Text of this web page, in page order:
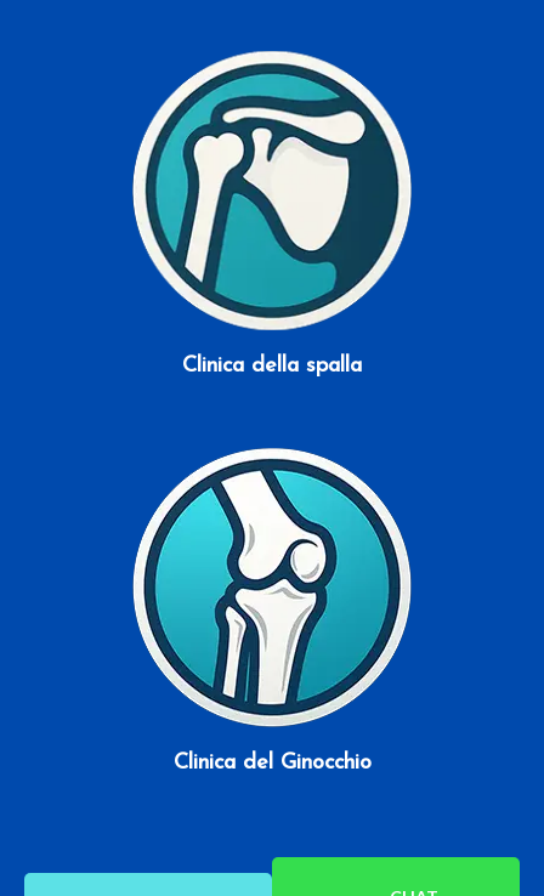
Clinica della spalla
Scopri di più
Clinica del Ginocchio
Scopri di più